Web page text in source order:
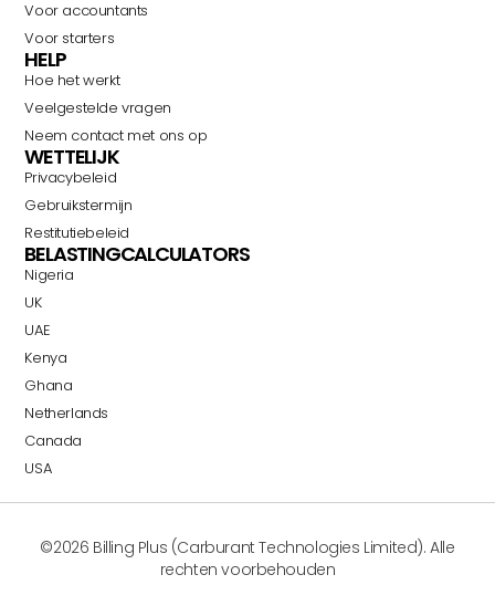
Voor accountants
Voor starters
HELP
Hoe het werkt
Veelgestelde vragen
Neem contact met ons op
WETTELIJK
Privacybeleid
Gebruikstermijn
Restitutiebeleid
BELASTINGCALCULATORS
Nigeria
UK
UAE
Kenya
Ghana
Netherlands
Canada
USA
©2026 Billing Plus (Carburant Technologies Limited). Alle
rechten voorbehouden